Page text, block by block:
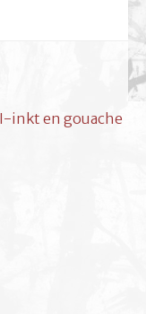
inkt en gouache